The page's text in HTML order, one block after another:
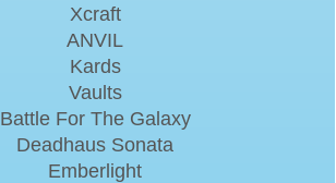
Xcraft
ANVIL
Kards
Vaults
Battle For The Galaxy
Deadhaus Sonata
Emberlight